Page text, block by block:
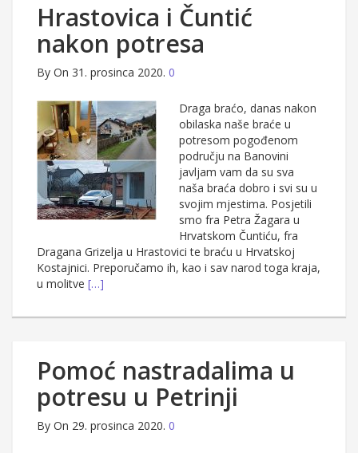
Hrastovica i Čuntić
nakon potresa
By On 31. prosinca 2020. 0
Draga braćo, danas nakon
obilaska naše braće u
potresom pogođenom
području na Banovini
javljam vam da su sva
naša braća dobro i svi su u
svojim mjestima. Posjetili
smo fra Petra Žagara u
Hrvatskom Čuntiću, fra
Dragana Grizelja u Hrastovici te braću u Hrvatskoj
Kostajnici. Preporučamo ih, kao i sav narod toga kraja,
u molitve […]
Pomoć nastradalima u
potresu u Petrinji
By On 29. prosinca 2020. 0